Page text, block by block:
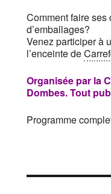
Comment faire
d’emballages?
Venez participer à
l’enceinte de
Organisée par la
Dombes.Tout
Programme